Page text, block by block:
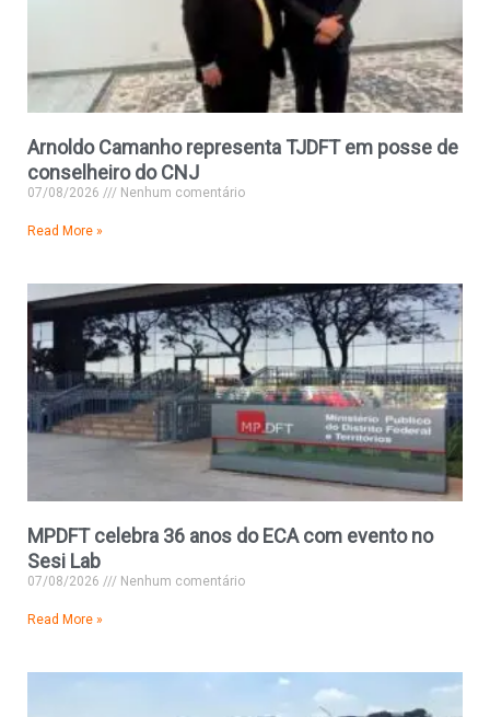
Arnoldo Camanho representa TJDFT em posse de
conselheiro do CNJ
07/08/2026 Nenhum comentário
Read More »
MPDFT celebra 36 anos do ECA com evento no
Sesi Lab
07/08/2026 Nenhum comentário
Read More »